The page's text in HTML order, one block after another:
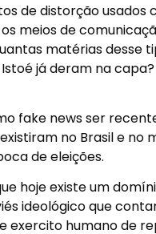
de distorção usados
meios de
matérias desse
já deram na
fake news ser
no Brasil e no
de eleições.
hoje existe um
ideológico que
exercito humano de